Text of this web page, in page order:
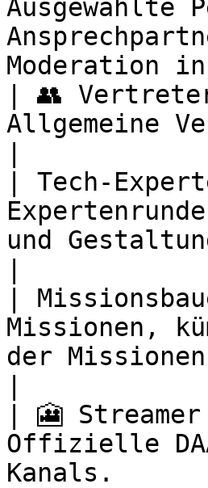
Ausgewählte
Moderation
| 👥
Allgemeine
| Tech-
und
|
Missionen,
der
| 🎦
Offizielle
Kanals.